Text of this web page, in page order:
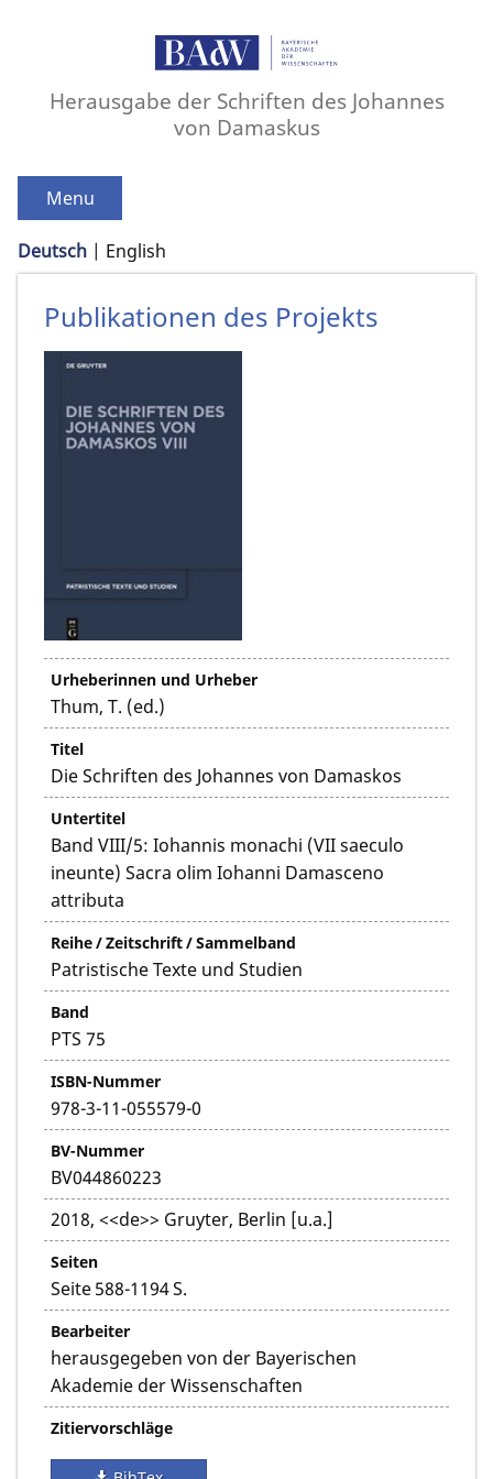
Herausgabe der Schriften des Johannes
von Damaskus
Menu
Deutsch English
Publikationen des Projekts
Urheberinnen und Urheber
Thum, T. (ed.)
Titel
Die Schriften des Johannes von Damaskos
Untertitel
Band VIII/5: Iohannis monachi (VII saeculo
ineunte) Sacra olim Iohanni Damasceno
attributa
Reihe / Zeitschrift / Sammelband
Patristische Texte und Studien
Band
PTS 75
ISBN-Nummer
978-3-11-055579-0
BV-Nummer
BV044860223
2018, <<de>> Gruyter, Berlin [u.a.]
Seiten
Seite 588-1194 S.
Bearbeiter
herausgegeben von der Bayerischen
Akademie der Wissenschaften
Zitiervorschläge